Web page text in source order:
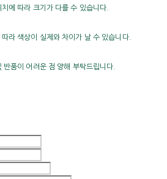
에 따라 크기가 다를 수 있습니다.
라 색상이 실제와 차이가 날 수 있습니다.
반품이 어려운 점 양해 부탁드립니다.